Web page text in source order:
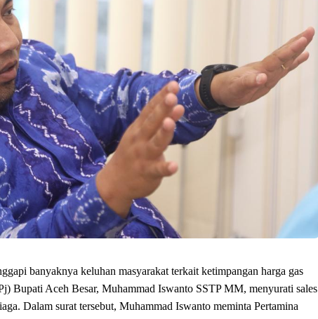
banyaknya keluhan masyarakat terkait ketimpangan harga gas
Bupati Aceh Besar, Muhammad Iswanto SSTP MM, menyurati sales
Dalam surat tersebut, Muhammad Iswanto meminta Pertamina